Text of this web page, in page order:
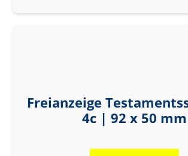
Freianzeige
4c | 92 x 50 mm